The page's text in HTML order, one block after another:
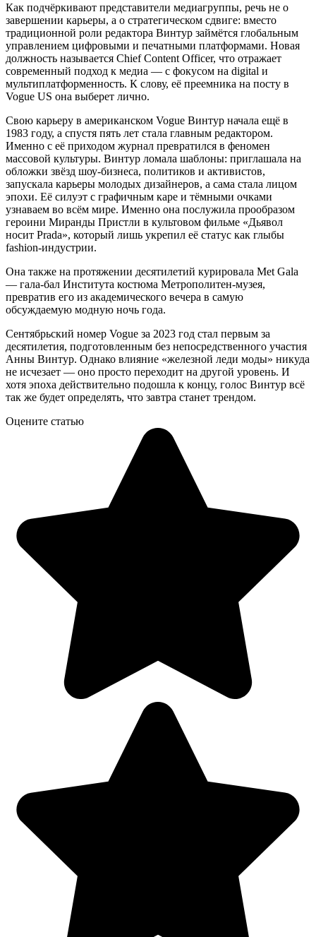
Как подчёркивают представители медиагруппы, речь не о
завершении карьеры, а о стратегическом сдвиге: вместо
традиционной роли редактора Винтур займётся глобальным
управлением цифровыми и печатными платформами. Новая
должность называется Chief Content Officer, что отражает
современный подход к медиа — с фокусом на digital и
мультиплатформенность. К слову, её преемника на посту в
Vogue US она выберет лично.
Свою карьеру в американском Vogue Винтур начала ещё в
1983 году, а спустя пять лет стала главным редактором.
Именно с её приходом журнал превратился в феномен
массовой культуры. Винтур ломала шаблоны: приглашала на
обложки звёзд шоу-бизнеса, политиков и активистов,
запускала карьеры молодых дизайнеров, а сама стала лицом
эпохи. Её силуэт с графичным каре и тёмными очками
узнаваем во всём мире. Именно она послужила прообразом
героини Миранды Пристли в культовом фильме «Дьявол
носит Prada», который лишь укрепил её статус как глыбы
fashion-индустрии.
Она также на протяжении десятилетий курировала Met Gala
— гала-бал Института костюма Метрополитен-музея,
превратив его из академического вечера в самую
обсуждаемую модную ночь года.
Сентябрьский номер Vogue за 2023 год стал первым за
десятилетия, подготовленным без непосредственного участия
Анны Винтур. Однако влияние «железной леди моды» никуда
не исчезает — оно просто переходит на другой уровень. И
хотя эпоха действительно подошла к концу, голос Винтур всё
так же будет определять, что завтра станет трендом.
Оцените статью